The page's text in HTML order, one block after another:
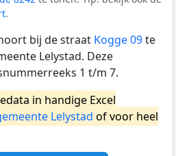
.
bij de straat Kogge 09te
Lelystad. Deze
1 t/m 7.
in handige Excel
Lelystad of voor heel